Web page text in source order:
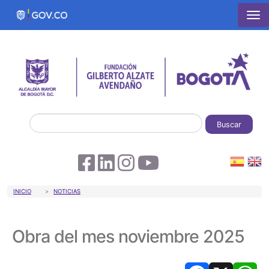
Pasar al contenido principal
Buscar
Sobrescribir enlaces de ayuda a la
INICIO NOTICIAS
Obra del mes noviembre 2025